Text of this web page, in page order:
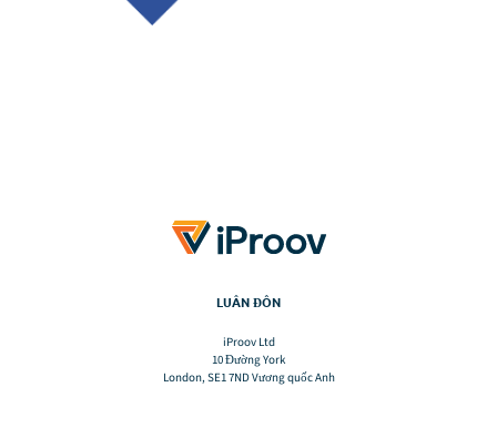
LUÂN ĐÔN
iProov Ltd
10 Đường York
London, SE1 7ND Vương quốc Anh